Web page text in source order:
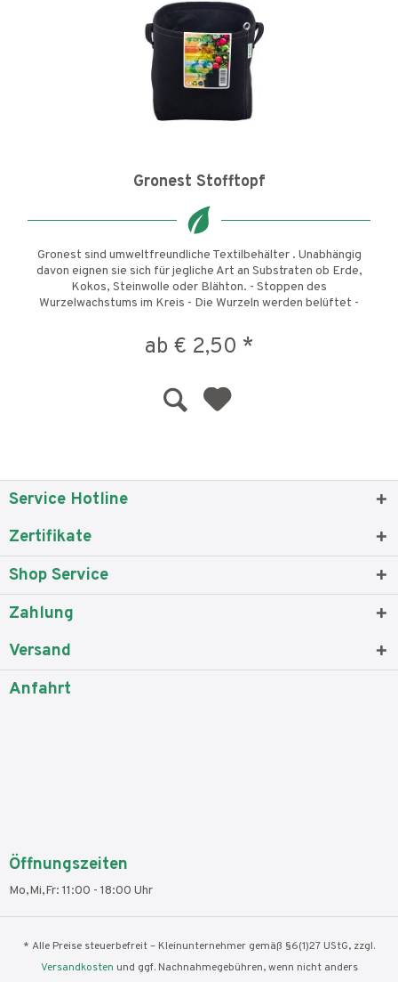
Gronest Stofftopf
Gronest sind umweltfreundliche Textilbehälter . Unabhängig
davon eignen sie sich für jegliche Art an Substraten ob Erde,
Kokos, Steinwolle oder Blähton. - Stoppen des
Wurzelwachstums im Kreis - Die Wurzeln werden belüftet -
ab € 2,50 *
Service Hotline
Zertifikate
Shop Service
Zahlung
Versand
Anfahrt
Öffnungszeiten
Mo,Mi,Fr: 11:00 - 18:00 Uhr
* Alle Preise steuerbefreit – Kleinunternehmer gemäß §6(1)27 UStG, zzgl.
Versandkosten und ggf. Nachnahmegebühren, wenn nicht anders